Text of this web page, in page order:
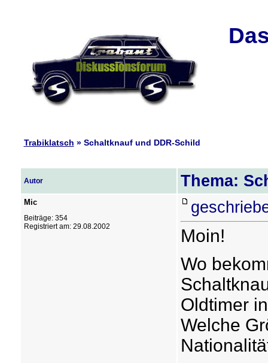
Trabiklatsch » Schaltknauf und DDR-Schild
Autor Thema:
Mic
Beiträge: 354
Registriert am: 29.08.2002
Moin!
Wo
Oldtimer
Welche